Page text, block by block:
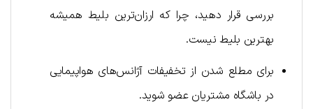
بررسی قرار دهید، چرا که ارزان‌ترین بلیط همیشه
بهترین بلیط نیست.
برای مطلع شدن از تخفیفات آژانس‌های هواپیمایی
در باشگاه مشتریان عضو شوید.